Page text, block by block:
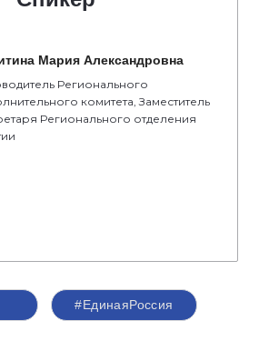
Мария Александровна
Регионального
комитета, Заместитель
Регионального отделения
#ЕдинаяРоссия